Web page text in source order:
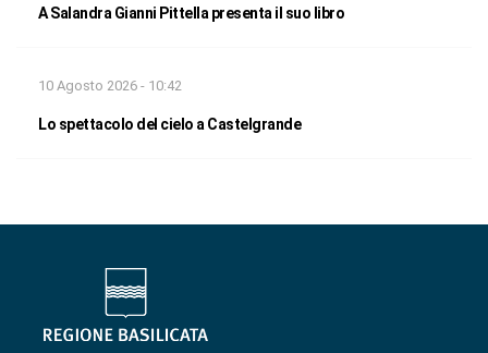
A Salandra Gianni Pittella presenta il suo libro
10 Agosto 2026 - 10:42
Lo spettacolo del cielo a Castelgrande